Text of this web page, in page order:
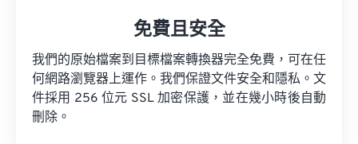
免費且安全
我們的原始檔案到目標檔案轉換器完全免費，可在任
何網路瀏覽器上運作。我們保證文件安全和隱私。文
件採用 256 位元 SSL 加密保護，並在幾小時後自動
刪除。